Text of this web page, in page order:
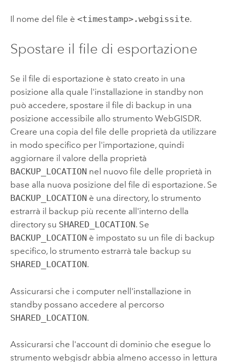
Il nome del file è <timestamp>.webgissite.
Spostare il file di esportazione
Se il file di esportazione è stato creato in una
posizione alla quale l'installazione in standby non
può accedere, spostare il file di backup in una
posizione accessibile allo strumento WebGISDR.
Creare una copia del file delle proprietà da utilizzare
in modo specifico per l'importazione, quindi
aggiornare il valore della proprietà
BACKUP_LOCATION nel nuovo file delle proprietà in
base alla nuova posizione del file di esportazione. Se
BACKUP_LOCATION è una directory, lo strumento
estrarrà il backup più recente all'interno della
directory su SHARED_LOCATION. Se
BACKUP_LOCATION è impostato su un file di backup
specifico, lo strumento estrarrà tale backup su
SHARED_LOCATION.
Assicurarsi che i computer nell'installazione in
standby possano accedere al percorso
SHARED_LOCATION.
Assicurarsi che l'account di dominio che esegue lo
strumento webgisdr abbia almeno accesso in lettura